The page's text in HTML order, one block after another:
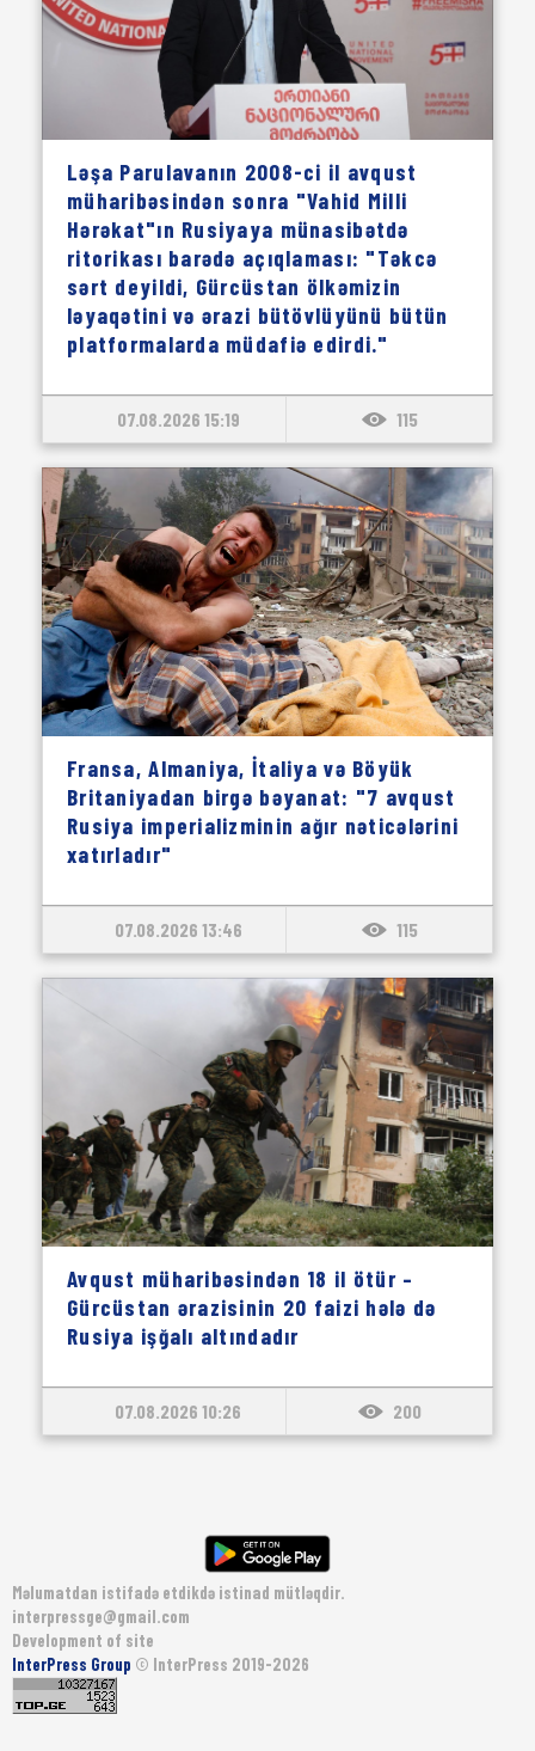
Ləşa Parulavanın 2008-ci il avqust
müharibəsindən sonra "Vahid Milli
Hərəkat"ın Rusiyaya münasibətdə
ritorikası barədə açıqlaması: "Təkcə
sərt deyildi, Gürcüstan ölkəmizin
ləyaqətini və ərazi bütövlüyünü bütün
platformalarda müdafiə edirdi."
07.08.2026 15:19 115
Fransa, Almaniya, İtaliya və Böyük
Britaniyadan birgə bəyanat: "7 avqust
Rusiya imperializminin ağır nəticələrini
xatırladır"
07.08.2026 13:46 115
Avqust müharibəsindən 18 il ötür –
Gürcüstan ərazisinin 20 faizi hələ də
Rusiya işğalı altındadır
07.08.2026 10:26 200
Məlumatdan istifadə etdikdə istinad mütləqdir.
interpressge@gmail.com
Development of site
InterPress Group © InterPress 2019-2026